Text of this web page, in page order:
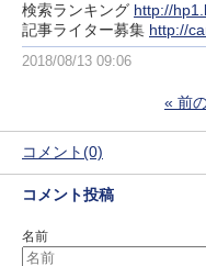
検索ランキング http://
記事ライター募集 http://
2018/08/13 09:06
« 前
コメント(0)
コメント投稿
名前